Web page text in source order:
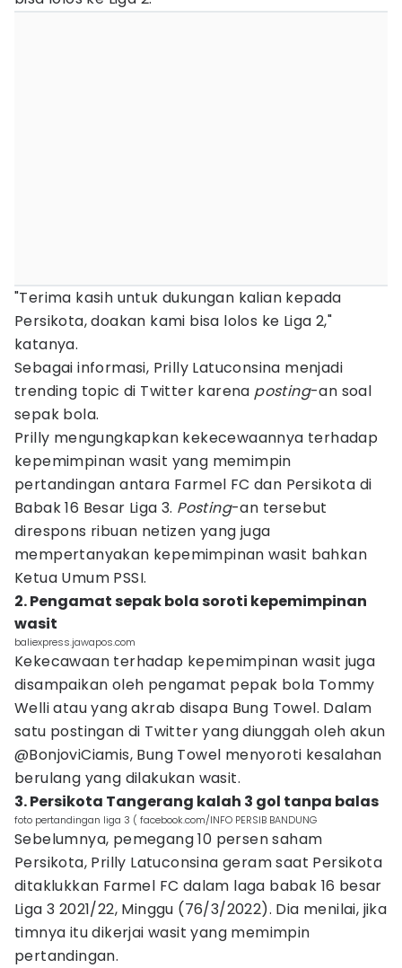
"Terima kasih untuk dukungan kalian kepada
Persikota, doakan kami bisa lolos ke Liga 2,"
katanya.
Sebagai informasi, Prilly Latuconsina menjadi
trending topic di Twitter karena posting-an soal
sepak bola.
Prilly mengungkapkan kekecewaannya terhadap
kepemimpinan wasit yang memimpin
pertandingan antara Farmel FC dan Persikota di
Babak 16 Besar Liga 3. Posting-an tersebut
direspons ribuan netizen yang juga
mempertanyakan kepemimpinan wasit bahkan
Ketua Umum PSSI.
2. Pengamat sepak bola soroti kepemimpinan
wasit
baliexpress.jawapos.com
Kekecawaan terhadap kepemimpinan wasit juga
disampaikan oleh pengamat pepak bola Tommy
Welli atau yang akrab disapa Bung Towel. Dalam
satu postingan di Twitter yang diunggah oleh akun
@BonjoviCiamis, Bung Towel menyoroti kesalahan
berulang yang dilakukan wasit.
3. Persikota Tangerang kalah 3 gol tanpa balas
foto pertandingan liga 3 ( facebook.com/INFO PERSIB BANDUNG
Sebelumnya, pemegang 10 persen saham
Persikota, Prilly Latuconsina geram saat Persikota
ditaklukkan Farmel FC dalam laga babak 16 besar
Liga 3 2021/22, Minggu (76/3/2022). Dia menilai, jika
timnya itu dikerjai wasit yang memimpin
pertandingan.